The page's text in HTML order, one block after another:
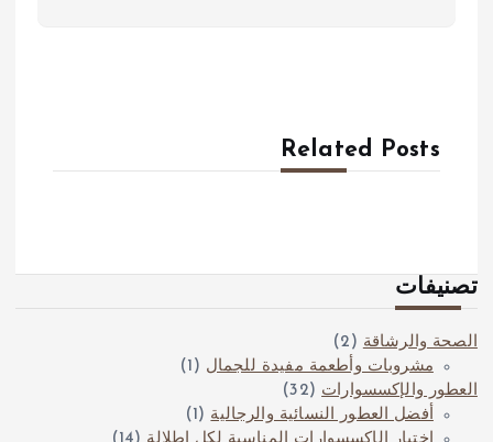
Related Posts
تصنيفات
الصحة والرشاقة (2)
مشروبات وأطعمة مفيدة للجمال (1)
العطور والإكسسوارات (32)
أفضل العطور النسائية والرجالية (1)